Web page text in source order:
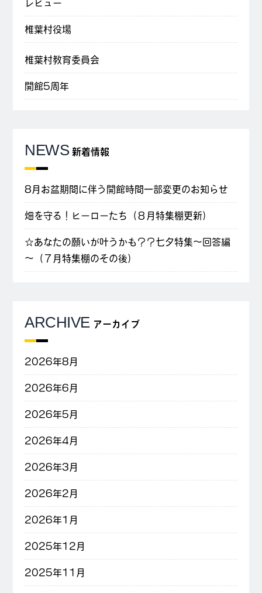
レビュー
椎葉村役場
椎葉村教育委員会
開館5周年
NEWS 新着情報
8月お盆期間に伴う開館時間一部変更のお知らせ
畑を守る！ヒーローたち（８月特集棚更新）
☆あなたの願いが叶うかも？？七夕特集～回答編
～（７月特集棚のその後）
ARCHIVE アーカイブ
2026年8月
2026年6月
2026年5月
2026年4月
2026年3月
2026年2月
2026年1月
2025年12月
2025年11月